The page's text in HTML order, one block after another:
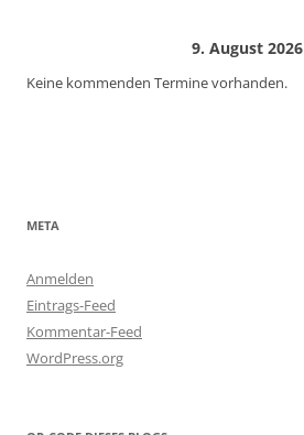
9. August 2026
Keine kommenden Termine vorhanden.
META
Anmelden
Eintrags-Feed
Kommentar-Feed
WordPress.org